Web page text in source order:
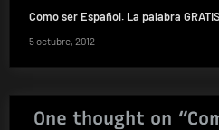
Como ser Español. La palabra GRATIS
5 octubre, 2012
One thought on “